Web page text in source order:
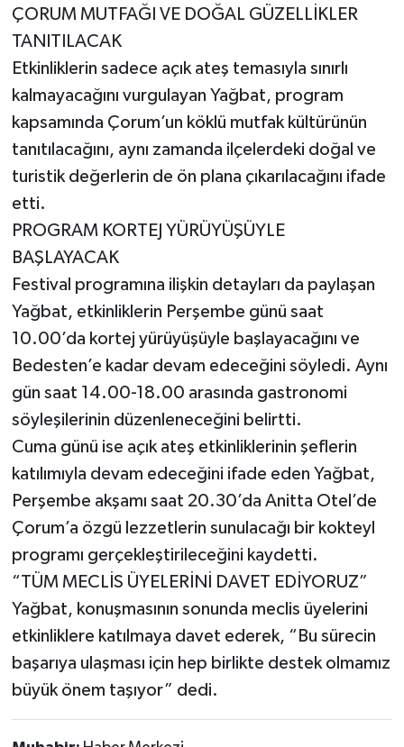
ÇORUM MUTFAĞI VE DOĞAL GÜZELLİKLER
TANITILACAK
Etkinliklerin sadece açık ateş temasıyla sınırlı
kalmayacağını vurgulayan Yağbat, program
kapsamında Çorum’un köklü mutfak kültürünün
tanıtılacağını, aynı zamanda ilçelerdeki doğal ve
turistik değerlerin de ön plana çıkarılacağını ifade
etti.
PROGRAM KORTEJ YÜRÜYÜŞÜYLE
BAŞLAYACAK
Festival programına ilişkin detayları da paylaşan
Yağbat, etkinliklerin Perşembe günü saat
10.00’da kortej yürüyüşüyle başlayacağını ve
Bedesten’e kadar devam edeceğini söyledi. Aynı
gün saat 14.00-18.00 arasında gastronomi
söyleşilerinin düzenleneceğini belirtti.
Cuma günü ise açık ateş etkinliklerinin şeflerin
katılımıyla devam edeceğini ifade eden Yağbat,
Perşembe akşamı saat 20.30’da Anitta Otel’de
Çorum’a özgü lezzetlerin sunulacağı bir kokteyl
programı gerçekleştirileceğini kaydetti.
“TÜM MECLİS ÜYELERİNİ DAVET EDİYORUZ”
Yağbat, konuşmasının sonunda meclis üyelerini
etkinliklere katılmaya davet ederek, “Bu sürecin
başarıya ulaşması için hep birlikte destek olmamız
büyük önem taşıyor” dedi.